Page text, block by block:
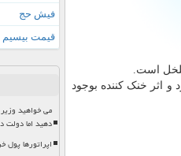
است.
اثر خنک کننده بوجود
فیش حج
قیمت بیسیم
می خواهید وزیر
دهید اما دولت
اپراتورها